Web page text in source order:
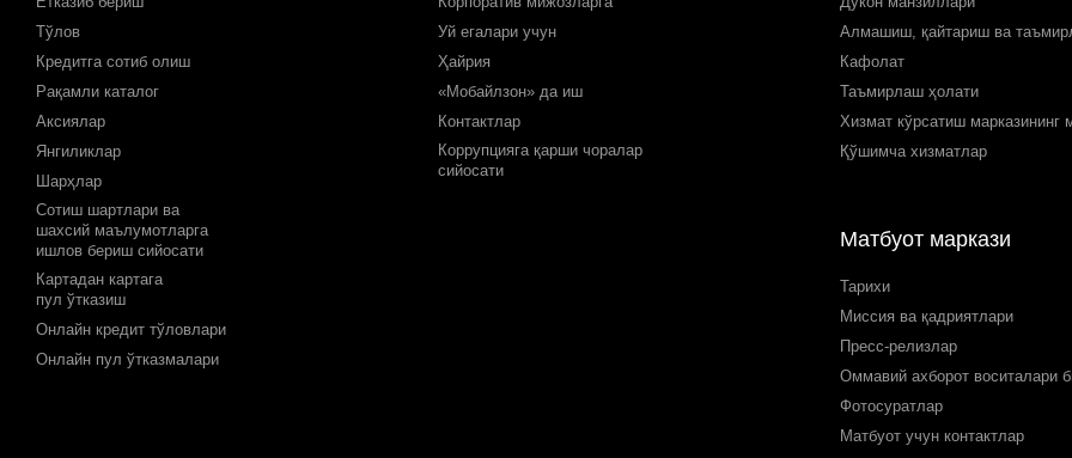
Тўлов
Кредитга сотиб олиш
Рақамли каталог
Аксиялар
Янгиликлар
Шарҳлар
Сотиш шартлари ва
шахсий маълумотларга
ишлов бериш сийосати
Картадан картага
пул ўтказиш
Онлайн кредит тўловлари
Онлайн пул ўтказмалари
Уй егалари учун
Ҳайрия
«Мобайлзон» да иш
Контактлар
Коррупцияга қарши чоралар
сийосати
Алмашиш, қайтариш ва
Кафолат
Таъмирлаш ҳолати
Хизмат кўрсатиш марказининг
Қўшимча хизматлар
Матбуот маркази
Тарихи
Миссия ва қадриятлари
Пресс-релизлар
Оммавий ахборот воситалари
Фотосуратлар
Матбуот учун контактлар